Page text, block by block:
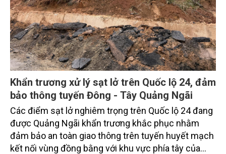
Khẩn trương xử lý sạt lở trên Quốc lộ 24, đảm
bảo thông tuyến Đông - Tây Quảng Ngãi
Các điểm sạt lở nghiêm trọng trên Quốc lộ 24 đang
được Quảng Ngãi khẩn trương khắc phục nhằm
đảm bảo an toàn giao thông trên tuyến huyết mạch
kết nối vùng đồng bằng với khu vực phía tây của